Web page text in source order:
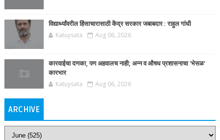
विद्यार्थ्यांवरील हिंसाचारासाठी केंद्र सरकार जबाबदार : राहुल गांधी
Katuysata Aug 06, 2026
कारवाईचा दणका, पण अहवालच नाही; अन्न व औषध प्रशासनाचा 'भेसळ'
कारभार
Katuysata Aug 06, 2026
ARCHIVE